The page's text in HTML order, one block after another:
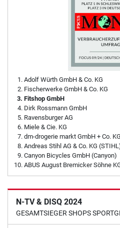
Adolf Würth GmbH & Co. KG
Fischerwerke GmbH & Co. KG
Fitshop GmbH
Dirk Rossmann GmbH
Ravensburger AG
Miele & Cie. KG
dm-drogerie markt GmbH + Co. KG
Andreas Stihl AG & Co. KG
Canyon Bicycles GmbH (Canyon)
ABUS August Bremicker Söhne
N-TV & DISQ 2024
GESAMTSIEGER SHOPS